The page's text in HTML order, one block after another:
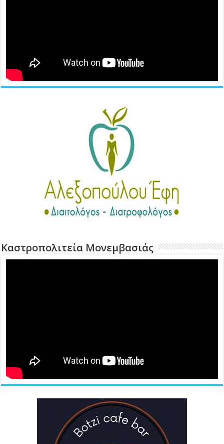
Καστροπολιτεία Μονεμβασιάς